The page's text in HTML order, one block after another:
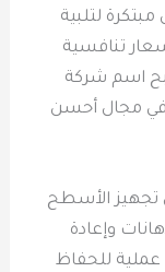
لتلبية
تنافسية
اسم شركة
في مجال أحسن
تجهيز الأسطح
وإعادة
عملية للحفاظ